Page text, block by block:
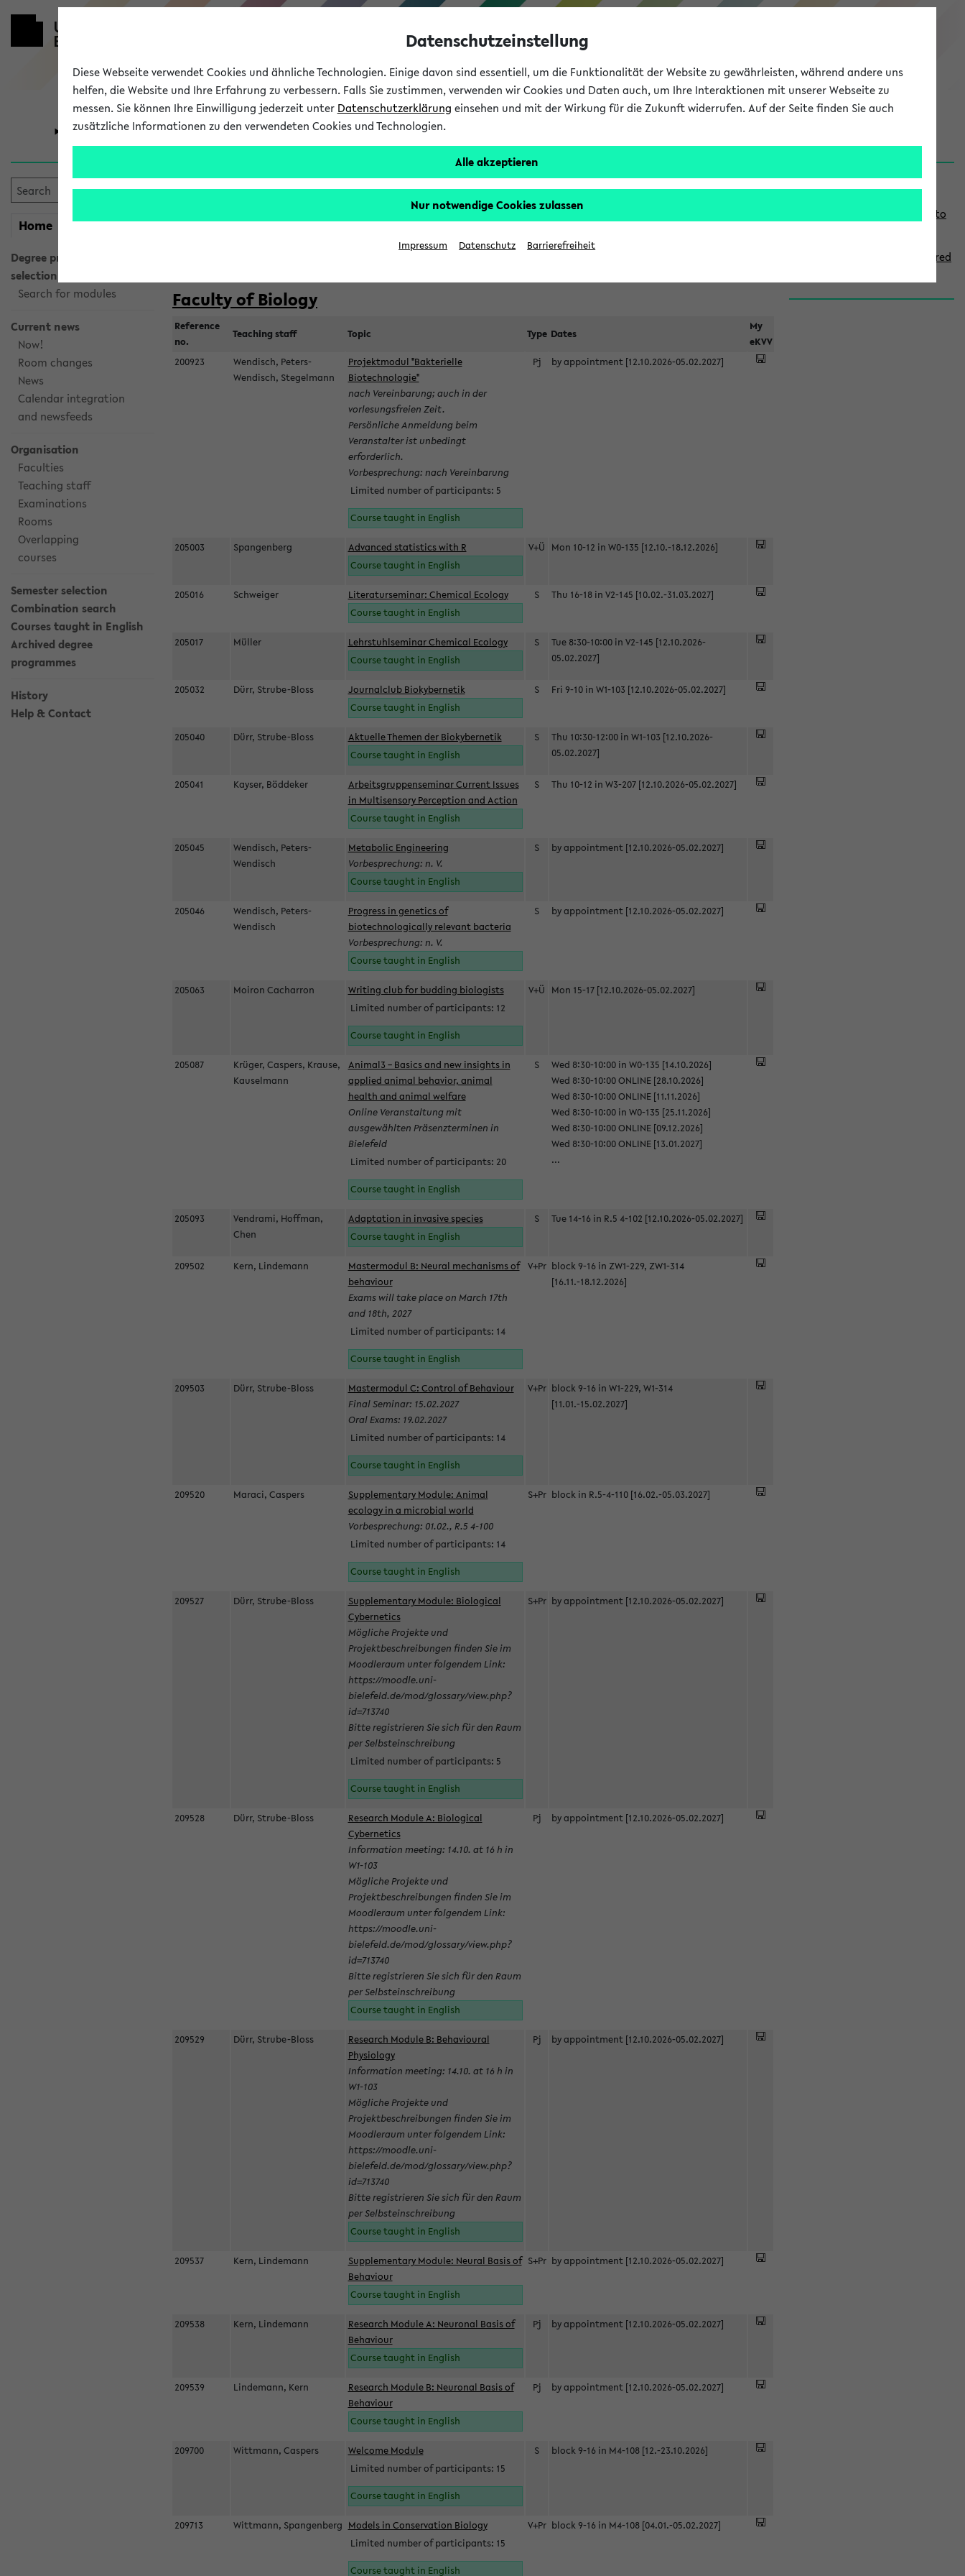
eKVV
University Research Studies
Home myeKVV
Degree programme
selection
Search for modules
Current news
Now!
Room changes
News
Calendar integration
and newsfeeds
Organisation
Faculties
Teaching staff
Examinations
Rooms
Overlapping
courses
Semester selection
Combination search
Courses taught in English
Archived degree
programmes
History
Help & Contact
Courses taught in English
Semester:
Faculty of Biology
Reference
no.
Teaching staff Topic Type Dates
My
eKVV
200923
Wendisch, Peters-
Wendisch, Stegelmann
Projektmodul "Bakterielle
Biotechnologie"
nach Vereinbarung; auch in der
vorlesungsfreien Zeit.
Persönliche Anmeldung beim
Veranstalter ist unbedingt
erforderlich.
Vorbesprechung: nach Vereinbarung
Limited number of participants: 5
Course taught in English
Pj by appointment [12.10.2026-05.02.2027]
205003 Spangenberg
Advanced statistics with R
Course taught in English
V+Ü Mon 10-12 in W0-135 [12.10.-18.12.2026]
205016 Schweiger
Literaturseminar: Chemical Ecology
Course taught in English
S Thu 16-18 in V2-145 [10.02.-31.03.2027]
205017 Müller
Lehrstuhlseminar Chemical Ecology
Course taught in English
S
Tue 8:30-10:00 in V2-145 [12.10.2026-
05.02.2027]
205032 Dürr, Strube-Bloss
Journalclub Biokybernetik
Course taught in English
S Fri 9-10 in W1-103 [12.10.2026-05.02.2027]
205040 Dürr, Strube-Bloss
Aktuelle Themen der Biokybernetik
Course taught in English
S
Thu 10:30-12:00 in W1-103 [12.10.2026-
05.02.2027]
205041 Kayser, Böddeker
Arbeitsgruppenseminar Current Issues
in Multisensory Perception and Action
Course taught in English
S Thu 10-12 in W3-207 [12.10.2026-05.02.2027]
205045
Wendisch, Peters-
Wendisch
Metabolic Engineering
Vorbesprechung: n. V.
Course taught in English
S by appointment [12.10.2026-05.02.2027]
205046
Wendisch, Peters-
Wendisch
Progress in genetics of
biotechnologically relevant bacteria
Vorbesprechung: n. V.
Course taught in English
S by appointment [12.10.2026-05.02.2027]
205063 Moiron Cacharron
Writing club for budding biologists
Limited number of participants: 12
Course taught in English
V+Ü Mon 15-17 [12.10.2026-05.02.2027]
205087
Krüger, Caspers, Krause,
Kauselmann
Animal3 – Basics and new insights in
applied animal behavior, animal
health and animal welfare
Online Veranstaltung mit
ausgewählten Präsenzterminen in
Bielefeld
Limited number of participants: 20
Course taught in English
S
Wed 8:30-10:00 in W0-135 [14.10.2026]
Wed 8:30-10:00 ONLINE [28.10.2026]
Wed 8:30-10:00 ONLINE [11.11.2026]
Wed 8:30-10:00 in W0-135 [25.11.2026]
Wed 8:30-10:00 ONLINE [09.12.2026]
Wed 8:30-10:00 ONLINE [13.01.2027]
...
205093
Vendrami, Hoffman,
Chen
Adaptation in invasive species
Course taught in English
S Tue 14-16 in R.5 4-102 [12.10.2026-05.02.2027]
209502 Kern, Lindemann
Mastermodul B: Neural mechanisms of
behaviour
Exams will take place on March 17th
and 18th, 2027
Limited number of participants: 14
Course taught in English
V+Pr block 9-16 in ZW1-229, ZW1-314
[16.11.-18.12.2026]
209503 Dürr, Strube-Bloss
Mastermodul C: Control of Behaviour
Final Seminar: 15.02.2027
Oral Exams: 19.02.2027
Limited number of participants: 14
Course taught in English
V+Pr block 9-16 in W1-229, W1-314
[11.01.-15.02.2027]
209520 Maraci, Caspers
Supplementary Module: Animal
ecology in a microbial world
Vorbesprechung: 01.02., R.5 4-100
Limited number of participants: 14
Course taught in English
S+Pr block in R.5-4-110 [16.02.-05.03.2027]
209527 Dürr, Strube-Bloss
Supplementary Module: Biological
Cybernetics
Mögliche Projekte und
Projektbeschreibungen finden Sie im
Moodleraum unter folgendem Link:
https://moodle.uni-
bielefeld.de/mod/glossary/view.php?
id=713740
Bitte registrieren Sie sich für den Raum
per Selbsteinschreibung
Limited number of participants: 5
Course taught in English
S+Pr by appointment [12.10.2026-05.02.2027]
209528 Dürr, Strube-Bloss
Research Module A: Biological
Cybernetics
Information meeting: 14.10. at 16 h in
W1-103
Mögliche Projekte und
Projektbeschreibungen finden Sie im
Moodleraum unter folgendem Link:
https://moodle.uni-
bielefeld.de/mod/glossary/view.php?
id=713740
Bitte registrieren Sie sich für den Raum
per Selbsteinschreibung
Course taught in English
Pj by appointment [12.10.2026-05.02.2027]
209529 Dürr, Strube-Bloss
Research Module B: Behavioural
Physiology
Information meeting: 14.10. at 16 h in
W1-103
Mögliche Projekte und
Projektbeschreibungen finden Sie im
Moodleraum unter folgendem Link:
https://moodle.uni-
bielefeld.de/mod/glossary/view.php?
id=713740
Bitte registrieren Sie sich für den Raum
per Selbsteinschreibung
Course taught in English
Pj by appointment [12.10.2026-05.02.2027]
209537 Kern, Lindemann
Supplementary Module: Neural Basis of
Behaviour
Course taught in English
S+Pr by appointment [12.10.2026-05.02.2027]
209538 Kern, Lindemann
Research Module A: Neuronal Basis of
Behaviour
Course taught in English
Pj by appointment [12.10.2026-05.02.2027]
209539 Lindemann, Kern
Research Module B: Neuronal Basis of
Behaviour
Course taught in English
Pj by appointment [12.10.2026-05.02.2027]
209700 Wittmann, Caspers
Welcome Module
Limited number of participants: 15
Course taught in English
S block 9-16 in M4-108 [12.-23.10.2026]
209713 Wittmann, Spangenberg Models in Conservation Biology
Limited number of participants: 15
Course taught in English
V+Pr block 9-16 in M4-108 [04.01.-05.02.2027]
S
d
Links
Use the combination search to
How to indicate courses offered
Datenschutzeinstellung
Diese Webseite verwendet Cookies und ähnliche Technologien. Einige davon sind essentiell, um die Funktionalität der Website zu gewährleisten, während andere uns
helfen, die Website und Ihre Erfahrung zu verbessern. Falls Sie zustimmen, verwenden wir Cookies und Daten auch, um Ihre Interaktionen mit unserer Webseite zu
messen. Sie können Ihre Einwilligung jederzeit unter Datenschutzerklärung einsehen und mit der Wirkung für die Zukunft widerrufen. Auf der Seite finden Sie auch
zusätzliche Informationen zu den verwendeten Cookies und Technologien.
Alle akzeptieren
Nur notwendige Cookies zulassen
Impressum Datenschutz Barrierefreiheit